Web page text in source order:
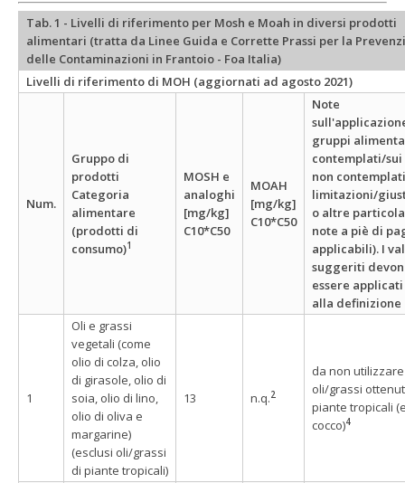
Tab. 1 - Livelli di riferimento per Mosh e Moah in diversi prodotti
alimentari (tratta da Linee Guida e Corrette Prassi per la
delle Contaminazioni in Frantoio - Foa Italia)
Livelli di riferimento di MOH (aggiornati ad agosto 2021)
Num.
Gruppo di
prodotti
Categoria
alimentare
(prodotti di
consumo)1
MOSH e
analoghi
[mg/kg]
C10*C50
MOAH
[mg/kg]
C10*C50
Note
gruppi
contemplati/
non
limitazioni/
o altre
note a piè di
applicabili). I
suggeriti
essere
alla
1
Oli e grassi
vegetali (come
olio di colza, olio
di girasole, olio di
soia, olio di lino,
olio di oliva e
margarine)
(esclusi oli/grassi
di piante tropicali)
13 n.q.2
da non
oli/grassi
piante tropicali
cocco)4